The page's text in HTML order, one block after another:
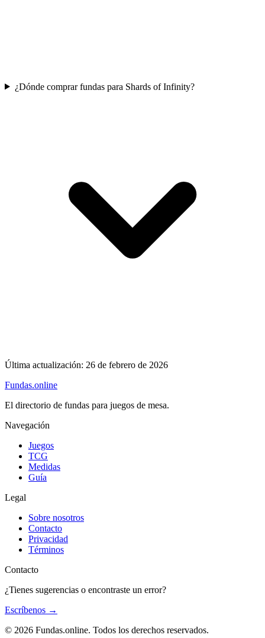
¿Dónde comprar fundas para Shards of Infinity?
Última actualización: 26 de febrero de 2026
Fundas.online
El directorio de fundas para juegos de mesa.
Navegación
Juegos
TCG
Medidas
Guía
Legal
Sobre nosotros
Contacto
Privacidad
Términos
Contacto
¿Tienes sugerencias o encontraste un error?
Escríbenos →
© 2026 Fundas.online. Todos los derechos reservados.